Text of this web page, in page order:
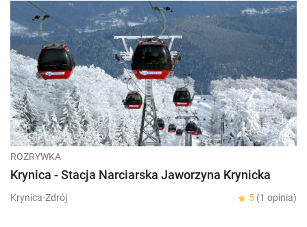
ROZRYWKA
Krynica - Stacja Narciarska Jaworzyna Krynicka
Krynica-Zdrój 5 (1 opinia)